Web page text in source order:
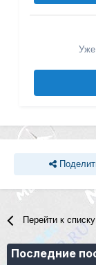
Уже
Перейти к
Последние